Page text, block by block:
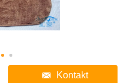
Kontakt